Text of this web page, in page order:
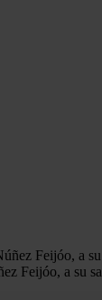
Feijóo, a su